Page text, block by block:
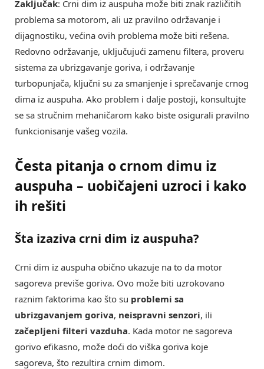
Zaključak: Crni dim iz auspuha može biti znak različitih
problema sa motorom, ali uz pravilno održavanje i
dijagnostiku, većina ovih problema može biti rešena.
Redovno održavanje, uključujući zamenu filtera, proveru
sistema za ubrizgavanje goriva, i održavanje
turbopunjača, ključni su za smanjenje i sprečavanje crnog
dima iz auspuha. Ako problem i dalje postoji, konsultujte
se sa stručnim mehaničarom kako biste osigurali pravilno
funkcionisanje vašeg vozila.
Česta pitanja o crnom dimu iz
auspuha – uobičajeni uzroci i kako
ih rešiti
Šta izaziva crni dim iz auspuha?
Crni dim iz auspuha obično ukazuje na to da motor
sagoreva previše goriva. Ovo može biti uzrokovano
raznim faktorima kao što su problemi sa
ubrizgavanjem goriva, neispravni senzori, ili
začepljeni filteri vazduha. Kada motor ne sagoreva
gorivo efikasno, može doći do viška goriva koje
sagoreva, što rezultira crnim dimom.